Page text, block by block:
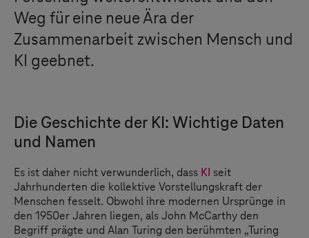
Weg für eine neue Ära der
Zusammenarbeit zwischen Mensch und
KI geebnet.
Die Geschichte der KI: Wichtige Daten
und Namen
Es ist daher nicht verwunderlich, dass KI seit
Jahrhunderten die kollektive Vorstellungskraft der
Menschen fesselt. Obwohl ihre modernen Ursprünge in
den 1950er Jahren liegen, als John McCarthy den
Begriff prägte und Alan Turing den berühmten „Turing